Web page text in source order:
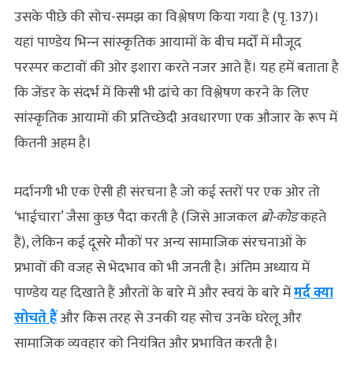
उसके पीछे की सोच-समझ का विश्लेषण किया गया है (पृ. 137)।
यहां पाण्डेय भिन्‍न सांस्‍कृतिक आयामों के बीच मर्दों में मौजूद
परस्‍पर कटावों की ओर इशारा करते नजर आते हैं। यह हमें बताता है
कि जेंडर के संदर्भ में किसी भी ढांचे का विश्लेषण करने के लिए
सांस्‍कृतिक आयामों की प्रतिच्‍छेदी अवधारणा एक औजार के रूप में
कितनी अहम है।
मर्दानगी भी एक ऐसी ही संरचना है जो कई स्तरों पर एक ओर तो
‘भाईचारा’ जैसा कुछ पैदा करती है (जिसे आजकलब्रो-कोडकहते
हैं), लेकिन कई दूसरे मौकों पर अन्य सामाजिक संरचनाओं के
प्रभावों की वजह से भेदभाव को भी जनती है। अंतिम अध्याय में
पाण्डेय यह दिखाते हैं औरतों के बारे में और स्वयं के बारे मेंमर्द क्या
सोचते हैंऔर किस तरह से उनकी यह सोच उनके घरेलू और
सामाजिक व्यवहार को नियंत्रित और प्रभावित करती है।